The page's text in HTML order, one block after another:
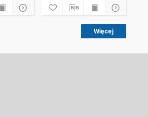
nowym kazaniem
wspomniano
Więcej